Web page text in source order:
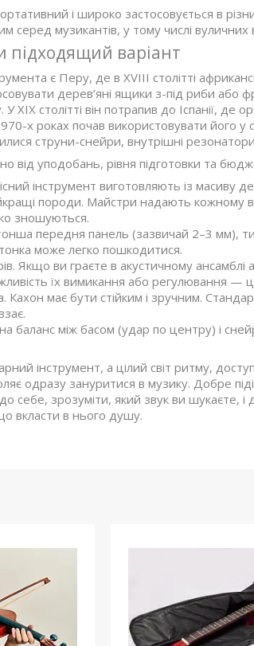
і широко застосовується в
серед музикантів, у тому числі вуличних
підходящий варіант
є Перу, де в XVIII столітті
дерев’яні ящики з-під риби або
XIX столітті він потрапив до Іспанії, де
х роках почав використовувати його у
струни-снейри, внутрішні
від уподобань, рівня підготовки та
інструмент виготовляють із
породи. Майстри надають кожному
зношуються.
передня панель (зазвичай 2–3 мм),
може легко пошкодитися.
Якщо ви граєте в акустичному
їх вимикання або регулювання —
Кахон має бути стійким і зручним.
баланс між басом (удар по центру) і
інструмент, а цілий світ ритму,
одразу зануритися в музику. Добре
себе, зрозуміти, який звук ви шукаєте,
вкласти в нього душу.